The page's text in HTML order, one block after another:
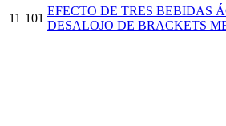
11 101
EFECTO DE TRES BEBIDAS
DESALOJO DE BRACKETS